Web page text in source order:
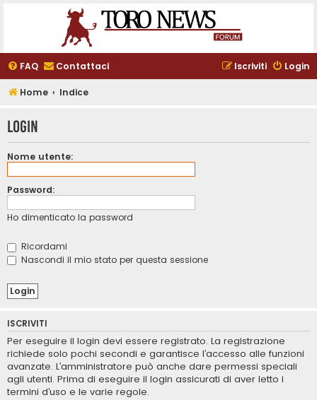
FAQ Contattaci Login
Iscriviti
Home Indice
Login
Nome utente:
Password:
Ho dimenticato la password
Ricordami
Nascondi il mio stato per questa sessione
ISCRIVITI
Per eseguire il login devi essere registrato. La registrazione
richiede solo pochi secondi e garantisce l’accesso alle funzioni
avanzate. L’amministratore può anche dare permessi speciali
agli utenti. Prima di eseguire il login assicurati di aver letto i
termini d’uso e le varie regole.